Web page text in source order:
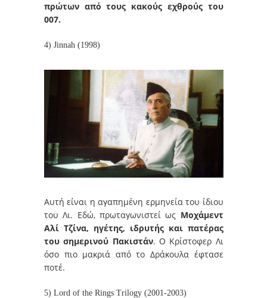
πρώτων από τους κακούς εχθρούς του
007.
4) Jinnah (1998)
Αυτή είναι η αγαπημένη ερμηνεία του ίδιου
του Λι. Εδώ, πρωταγωνιστεί ως Μοχάμεντ
Αλί Τζίνα, ηγέτης, ιδρυτής και πατέρας
του σημερινού Πακιστάν. Ο Κρίστοφερ Λι
όσο πιο μακριά από το Δράκουλα έφτασε
ποτέ.
5) Lord of the Rings Trilogy (2001-2003)